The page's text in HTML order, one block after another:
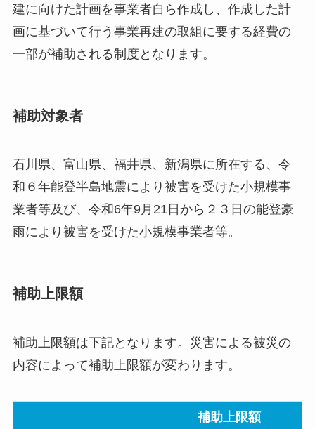
建に向けた計画を事業者自ら作成し、作成した計
画に基づいて行う事業再建の取組に要する経費の
一部が補助される制度となります。
補助対象者
石川県、富山県、福井県、新潟県に所在する、令
和６年能登半島地震により被害を受けた小規模事
業者等及び、令和6年9月21日から２３日の能登豪
雨により被害を受けた小規模事業者等。
補助上限額
補助上限額は下記となります。災害による被災の
内容によって補助上限額が変わります。
補助上限額